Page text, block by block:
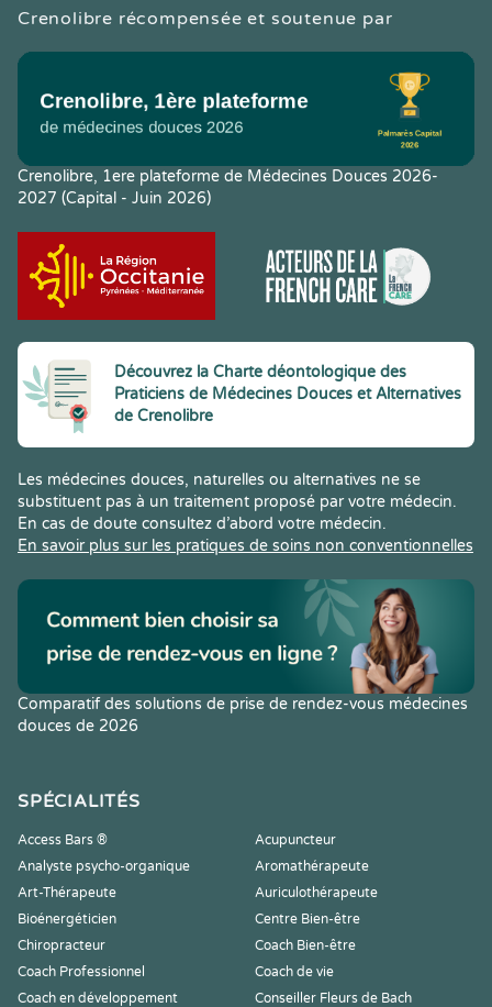
Crenolibre récompensée et soutenue par
Crenolibre, 1ere plateforme de Médecines Douces 2026-
2027 (Capital - Juin 2026)
Découvrez la Charte déontologique des
Praticiens de Médecines Douces et Alternatives
de Crenolibre
Les médecines douces, naturelles ou alternatives ne se
substituent pas à un traitement proposé par votre médecin.
En cas de doute consultez d’abord votre médecin.
En savoir plus sur les pratiques de soins non conventionnelles
Comparatif des solutions de prise de rendez-vous médecines
douces de 2026
SPÉCIALITÉS
Access Bars ®
Acupuncteur
Analyste psycho-organique
Aromathérapeute
Art-Thérapeute
Auriculothérapeute
Bioénergéticien
Centre Bien-être
Chiropracteur
Coach Bien-être
Coach Professionnel
Coach de vie
Coach en développement
Conseiller Fleurs de Bach